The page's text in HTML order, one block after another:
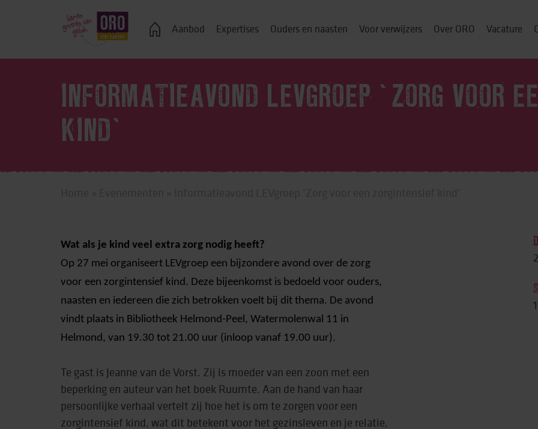
Aanbod
Vrije tijd
Werk & dagbesteding
Behandeling & expertise (Lore)
Beweging
Expertises Ouders en naasten Voor verwijzers Over ORO Vacature
Veelgestelde vragen
INFORMATIEAVOND LEVGROEP ‘ZORG VOOR
KIND’
Wat als je kind veel extra zorg nodig heeft?
Op 27 mei organiseert LEVgroep een bijzondere avond over de zorg
voor een zorgintensief kind. Deze bijeenkomst is bedoeld voor ouders,
naasten en iedereen die zich betrokken voelt bij dit thema. De avond
vindt plaats in Bibliotheek Helmond-Peel, Watermolenwal 11 in
Helmond, van 19.30 tot 21.00 uur (inloop vanaf 19.00 uur).
Te gast is Jeanne van de Vorst. Zij is moeder van een zoon met een
beperking en auteur van het boek Ruumte. Aan de hand van haar
persoonlijke verhaal vertelt zij hoe het is om te zorgen voor een
zorgintensief kind, wat dit betekent voor het gezinsleven en je relatie,